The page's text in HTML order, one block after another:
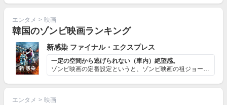
エンタメ > 映画
韓国のゾンビ映画ランキング
新感染 ファイナル・エクスプレス
一定の空間から逃げられない（車内）絶望感。
ゾンビ映画の定番設定というと、ゾンビ映画の祖ジョージ・...
エンタメ > 映画